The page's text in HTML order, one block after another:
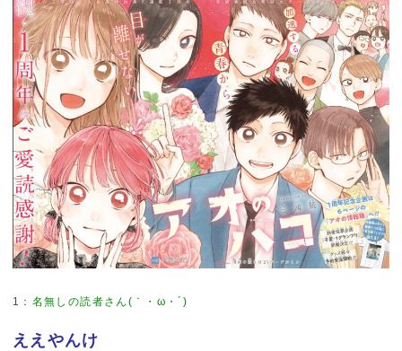
1 ： 名無しの読者さん(｀・ω・´)
ええやんけ